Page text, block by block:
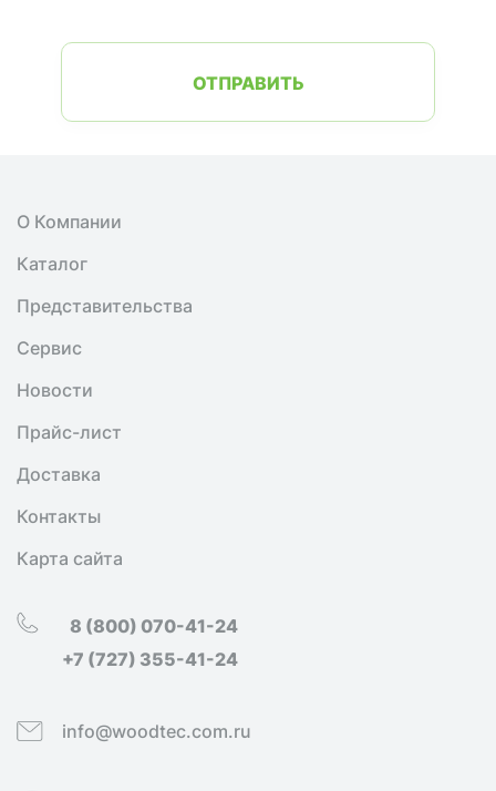
ОТПРАВИТЬ
О Компании
Каталог
Представительства
Сервис
Новости
Прайс-лист
Доставка
Контакты
Карта сайта
8 (800) 070-41-24
+7 (727) 355-41-24
info@woodtec.com.ru